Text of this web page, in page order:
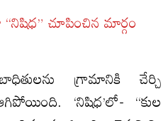
చూపించిన మార్గం
గ్రామానికి చేర్చి
‘నిషిధ’లో- “కుల